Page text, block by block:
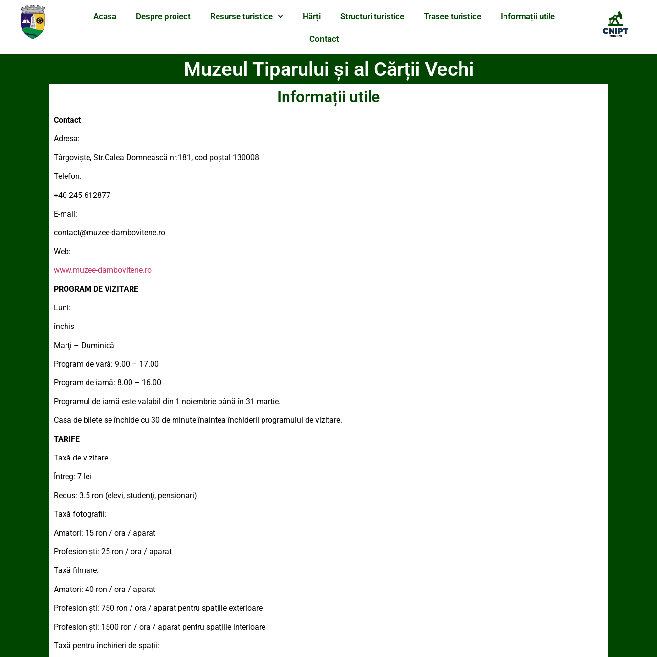
Acasa Despre proiect Resurse turistice Hărți Structuri turistice Trasee turistice Informații utile
Contact
Muzeul Tiparului și al Cărții Vechi
Informații utile
Contact
Adresa:
Târgovişte, Str.Calea Domnească nr.181, cod poştal 130008
Telefon:
+40 245 612877
E-mail:
contact@muzee-dambovitene.ro
Web:
www.muzee-dambovitene.ro
PROGRAM DE VIZITARE
Luni:
închis
Marţi – Duminică
Program de vară: 9.00 – 17.00
Program de iarnă: 8.00 – 16.00
Programul de iarnă este valabil din 1 noiembrie până în 31 martie.
Casa de bilete se închide cu 30 de minute înaintea închiderii programului de vizitare.
TARIFE
Taxă de vizitare:
Întreg: 7 lei
Redus: 3.5 ron (elevi, studenţi, pensionari)
Taxă fotografii:
Amatori: 15 ron / ora / aparat
Profesionişti: 25 ron / ora / aparat
Taxă filmare:
Amatori: 40 ron / ora / aparat
Profesionişti: 750 ron / ora / aparat pentru spaţiile exterioare
Profesionişti: 1500 ron / ora / aparat pentru spaţiile interioare
Taxă pentru închirieri de spaţii: